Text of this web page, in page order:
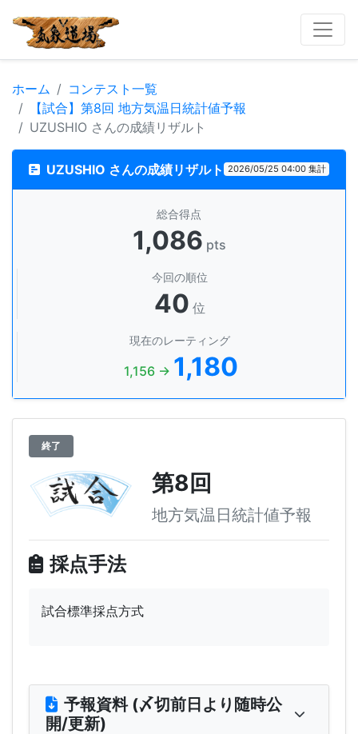
ホーム
コンテスト一覧
【試合】第8回 地方気温日統計値予報
UZUSHIO さんの成績リザルト
UZUSHIO さんの成績リザルト 2026/05/25 04:00 集計
総合得点
1,086 pts
今回の順位
40 位
現在のレーティング
1,156 → 1,180
終了
第8回
地方気温日統計値予報
採点手法
試合標準採点方式
予報資料 (〆切前日より随時公
開/更新)